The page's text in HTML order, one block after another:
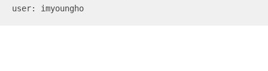
user: imyoungho